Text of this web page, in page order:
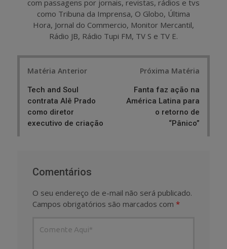
com passagens por jornais, revistas, rádios e tvs
como Tribuna da Imprensa, O Globo, Última
Hora, Jornal do Commercio, Monitor Mercantil,
Rádio JB, Rádio Tupi FM, TV S e TV E.
Matéria Anterior
Tech and Soul
contrata Alê Prado
como diretor
executivo de criação
Próxima Matéria
Fanta faz ação na
América Latina para
o retorno de
“Pânico”
Comentários
O seu endereço de e-mail não será publicado.
Campos obrigatórios são marcados com *